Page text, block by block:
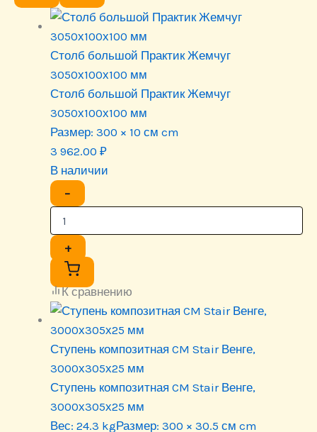
Столб большой Практик Жемчуг
3050х100х100 мм
Столб большой Практик Жемчуг
3050х100х100 мм
Размер: 300 × 10 см cm
3 962.00 ₽
В наличии
−
+
К сравнению
Ступень композитная CM Stair Венге,
3000х305х25 мм
Ступень композитная CM Stair Венге,
3000х305х25 мм
Вес: 24.3 kgРазмер: 300 × 30.5 см cm